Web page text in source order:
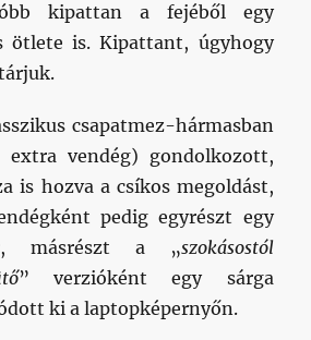
kipattan a fejéből egy
ötlete is. Kipattant, úgyhogy
csapatmez-hármasban
extra vendég) gondolkozott,
is hozva a csíkos megoldást,
pedig egyrészt egy
másrészt a „szokásostól
” verzióként egy sárga
ki a laptopképernyőn.